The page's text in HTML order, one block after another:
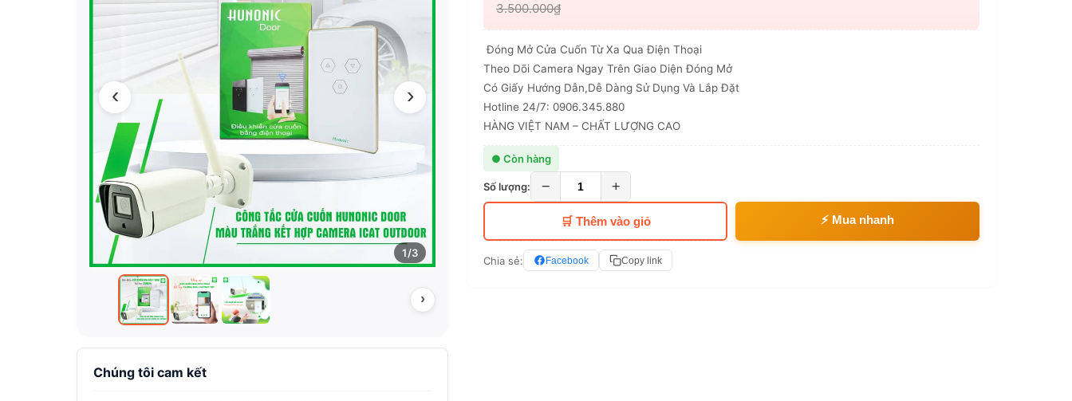
‹
1/3
›
›
Chúng tôi cam kết
3.500.000₫
Đóng Mở Cửa Cuốn Từ Xa Qua Điện Thoại
Theo Dõi Camera Ngay Trên Giao Diện Đóng Mở
Có Giấy Hướng Dẫn,Dễ Dàng Sử Dụng Và Lắp Đặt
Hotline 24/7: 0906.345.880
HÀNG VIỆT NAM – CHẤT LƯỢNG CAO
● Còn hàng
Số lượng: − +
🛒 Thêm vào giỏ ⚡ Mua nhanh
Chia sẻ: Facebook Copy link